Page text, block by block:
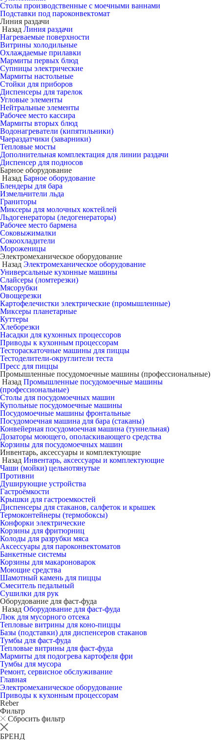
Столы производственные с моечными ваннами
Подставки под пароконвектомат
Линия раздачи
Назад Линия раздачи
Нагреваемые поверхности
Витрины холодильные
Охлаждаемые прилавки
Мармиты первых блюд
Супницы электрические
Мармиты настольные
Стойки для приборов
Диспенсеры для тарелок
Угловые элементы
Нейтральные элементы
Рабочее место кассира
Мармиты вторых блюд
Водонагреватели (кипятильники)
Чаераздатчики (заварники)
Тепловые мосты
Дополнительная комплектация для линии раздачи
Диспенсер для подносов
Барное оборудование
Назад Барное оборудование
Блендеры для бара
Измельчители льда
Граниторы
Миксеры для молочных коктейлей
Льдогенераторы (ледогенераторы)
Рабочее место бармена
Соковыжималки
Сокоохладители
Мороженицы
Электромеханическое оборудование
Назад Электромеханическое оборудование
Универсальные кухонные машины
Слайсеры (ломтерезки)
Мясорубки
Овощерезки
Картофелечистки электрические (промышленные)
Миксеры планетарные
Куттеры
Хлеборезки
Насадки для кухонных процессоров
Приводы к кухонным процессорам
Тестораскаточные машины для пиццы
Тестоделители-округлители теста
Пресс для пиццы
Промышленные посудомоечные машины (профессиональные)
Назад Промышленные посудомоечные машины
(профессиональные)
Столы для посудомоечных машин
Купольные посудомоечные машины
Посудомоечные машины фронтальные
Посудомоечная машина для бара (стаканы)
Конвейерная посудомоечная машина (туннельная)
Дозаторы моющего, ополаскивающего средства
Корзины для посудомоечных машин
Инвентарь, аксессуары и комплектующие
Назад Инвентарь, аксессуары и комплектующие
Чаши (мойки) цельнотянутые
Противни
Душирующие устройства
Гастроёмкости
Крышки для гастроемкостей
Диспенсеры для стаканов, салфеток и крышек
Термоконтейнеры (термобоксы)
Конфорки электрические
Корзины для фритюрниц
Колоды для разрубки мяса
Аксессуары для пароконвектоматов
Банкетные системы
Корзины для макароноварок
Моющие средства
Шамотный камень для пиццы
Смеситель педальный
Сушилки для рук
Оборудование для фаст-фуда
Назад Оборудование для фаст-фуда
Люк для мусорного отсека
Тепловые витрины для коно-пиццы
Базы (подставки) для диспенсеров стаканов
Тумбы для фаст-фуда
Тепловые витрины для фаст-фуда
Мармиты для подогрева картофеля фри
Тумбы для мусора
Ремонт, сервисное обслуживание
Главная
Электромеханическое оборудование
Приводы к кухонным процессорам
Reber
Фильтр
Сбросить фильтр
БРЕНД